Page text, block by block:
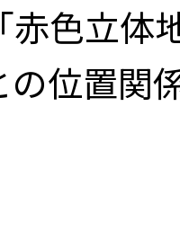
赤色立体
の位置関